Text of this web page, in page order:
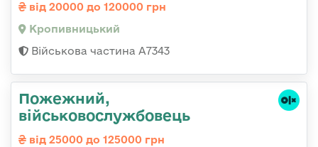
від 20000 до 120000 грн
Кропивницький
Військова частина А7343
Пожежний,
військовослужбовець
від 25000 до 125000 грн